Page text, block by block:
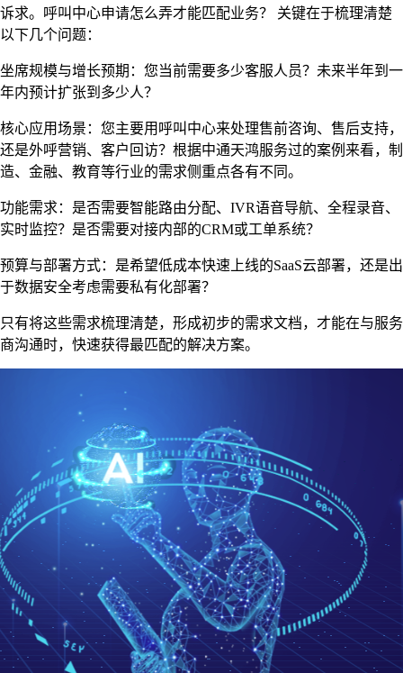
诉求。呼叫中心申请怎么弄才能匹配业务？ 关键在于梳理清楚
以下几个问题：
坐席规模与增长预期：您当前需要多少客服人员？未来半年到一
年内预计扩张到多少人？
核心应用场景：您主要用呼叫中心来处理售前咨询、售后支持，
还是外呼营销、客户回访？根据中通天鸿服务过的案例来看，制
造、金融、教育等行业的需求侧重点各有不同。
功能需求：是否需要智能路由分配、IVR语音导航、全程录音、
实时监控？是否需要对接内部的CRM或工单系统？
预算与部署方式：是希望低成本快速上线的SaaS云部署，还是出
于数据安全考虑需要私有化部署？
只有将这些需求梳理清楚，形成初步的需求文档，才能在与服务
商沟通时，快速获得最匹配的解决方案。